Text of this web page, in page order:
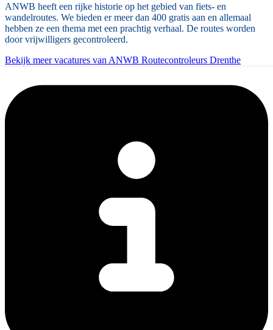
ANWB heeft een rijke historie op het gebied van fiets- en
wandelroutes. We bieden er meer dan 400 gratis aan en allemaal
hebben ze een thema met een prachtig verhaal. De routes worden
door vrijwilligers gecontroleerd.
Bekijk meer vacatures van ANWB Routecontroleurs Drenthe